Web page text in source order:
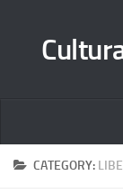
InicioCATEGORY: